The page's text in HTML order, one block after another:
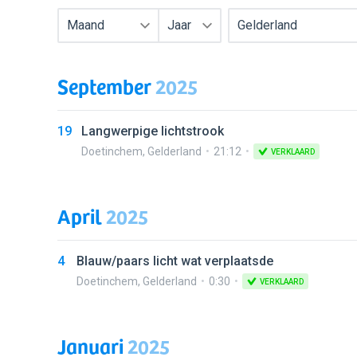
Maand Jaar Gelderland
September2025
19 Langwerpige lichtstrook
Doetinchem, Gelderland 21:12 VERKLAARD
April2025
4 Blauw/paars licht wat verplaatsde
Doetinchem, Gelderland 0:30 VERKLAARD
Januari2025